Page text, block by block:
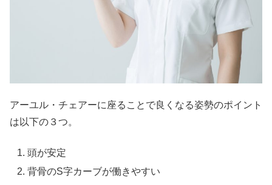
アーユル・チェアーに座ることで良くなる姿勢のポイント
は以下の３つ。
頭が安定
背骨のS字カーブが働きやすい